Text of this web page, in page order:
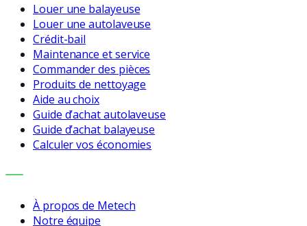
Louer une balayeuse
Louer une autolaveuse
Crédit-bail
Maintenance et service
Commander des pièces
Produits de nettoyage
Aide au choix
Guide d’achat autolaveuse
Guide d’achat balayeuse
Calculer vos économies
ENTREPRISE
À propos de Metech
Notre équipe